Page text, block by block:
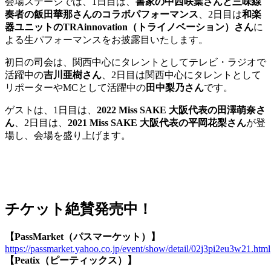
奏者の飯田華那さんのコラボパフォーマンス 、2日目は和楽
器ユニットのTRAinnovation（トライノベーション）さんに
よる生パフォーマンスをお披露目いたします。
初日の司会は、関西中心にタレントとしてテレビ・ラジオで
活躍中の吉川亜樹さん 、2日目は関西中心にタレントとして
リポーターやMCとして活躍中の田中梨乃さんです。
ゲストは、1日目は、 2022 Miss SAKE 大阪代表の田澤萌奈さ
ん 、2日目は、 2021 Miss SAKE 大阪代表の平岡花梨さんが登
場し、会場を盛り上げます。
チケット絶賛発売中！
【PassMarket（パスマーケット）】
https://passmarket.yahoo.co.jp/event/show/detail/02j3pi2eu3w21.html
【Peatix（ピーティックス）】